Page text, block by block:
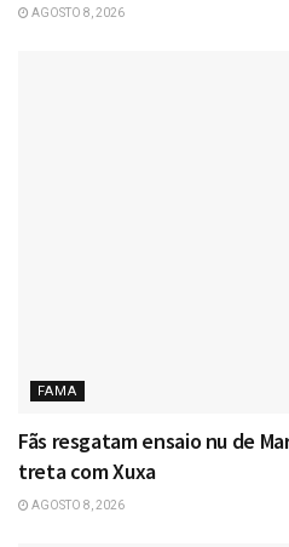
AGOSTO 8, 2026
FAMA
Fãs resgatam ensaio nu de
treta com Xuxa
AGOSTO 8, 2026